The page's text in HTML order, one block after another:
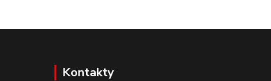
Kontakty